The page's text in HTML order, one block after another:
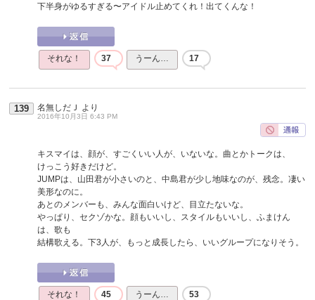
下半身がゆるすぎる〜アイドル止めてくれ！出てくんな！
それな！ 37 うーん… 17
139 名無しだＪ より
2016年10月3日 6:43 PM
キスマイは、顔が、すごくいい人が、いないな。曲とかトークは、
けっこう好きだけど。
JUMPは、山田君が小さいのと、中島君が少し地味なのが、残念。凄い
美形なのに。
あとのメンバーも、みんな面白いけど、目立たないな。
やっぱり、セクゾかな。顔もいいし、スタイルもいいし、ふまけん
は、歌も
結構歌える。下3人が、もっと成長したら、いいグループになりそう。
それな！ 45 うーん… 53